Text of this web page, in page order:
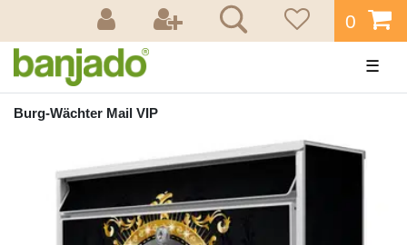
0
☰
Burg-Wächter Mail VIP